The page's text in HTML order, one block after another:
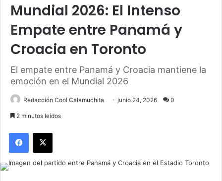
Mundial 2026: El Intenso
Empate entre Panamá y
Croacia en Toronto
El empate entre Panamá y Croacia mantiene la
emoción en el Mundial 2026
Redacción Cool Calamuchita junio 24, 2026 0
2 minutos leídos
Facebook
X